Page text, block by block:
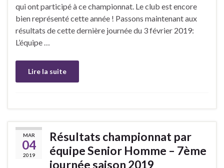
qui ont participé à ce championnat. Le club est encore
bien représenté cette année ! Passons maintenant aux
résultats de cette dernière journée du 3 février 2019:
L’équipe …
Lire la suite
MAR
04
2019
Résultats championnat par
équipe Senior Homme – 7ème
journée saison 2019